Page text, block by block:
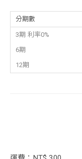
分期數
3期 利率0%
6期
12期